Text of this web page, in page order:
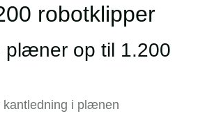
robotklipper
plæner op til 1.200
i plænen